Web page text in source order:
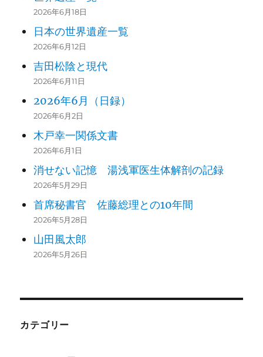
2026年6月18日
日本の世界遺産一覧
2026年6月12日
吉田松陰と現代
2026年6月11日
2026年6月（日録）
2026年6月2日
木戸幸一関係文書
2026年6月1日
消せない記憶 湯浅軍医生体解剖の記録
2026年5月29日
首席秘書官 佐藤総理との10年間
2026年5月28日
山田風太郎
2026年5月26日
カテゴリー